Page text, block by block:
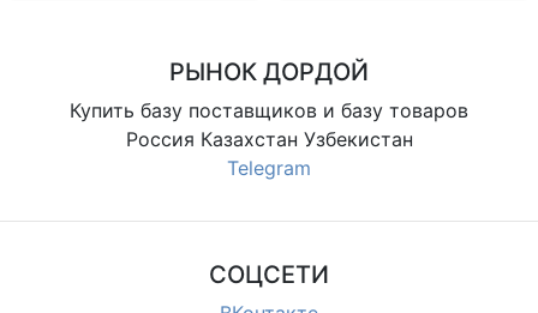
РЫНОК ДОРДОЙ
Купить базу поставщиков и базу товаров
Россия Казахстан Узбекистан
Telegram
СОЦСЕТИ